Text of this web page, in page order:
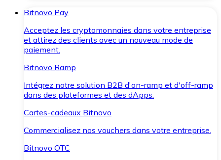
Bitnovo Pay
Acceptez les cryptomonnaies dans votre entreprise
et attirez des clients avec un nouveau mode de
paiement.
Bitnovo Ramp
Intégrez notre solution B2B d'on-ramp et d'off-ramp
dans des plateformes et des dApps.
Cartes-cadeaux Bitnovo
Commercialisez nos vouchers dans votre entreprise.
Bitnovo OTC